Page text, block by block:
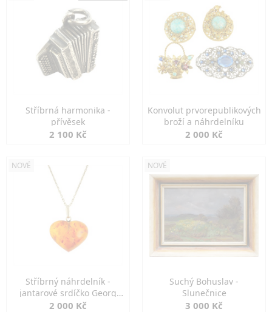
Stříbrná harmonika -
přívěsek
2 100 Kč
Konvolut prvorepublikových
broží a náhrdelníku
2 000 Kč
NOVÉ
Stříbrný náhrdelník -
jantarové srdíčko Georg
Kramer
2 000 Kč
NOVÉ
Suchý Bohuslav -
Slunečnice
3 000 Kč